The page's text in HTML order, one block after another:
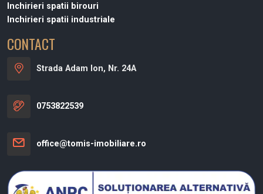
Inchirieri spatii birouri
Inchirieri spatii industriale
CONTACT
Strada Adam Ion, Nr. 24A
0753822539
office@tomis-imobiliare.ro